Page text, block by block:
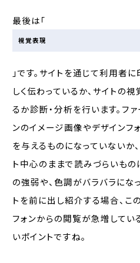
最後は「
視覚表現
」です。サイトを通じて利用者
しく伝わっているか、サイトの
るか診断・分析を行います。フ
ンのイメージ画像やデザインフ
を与えるものになっていないか
ト中心のままで読みづらいもの
の強弱や、色調がバラバラにな
トを前に出し紹介する場合、こ
フォンからの閲覧が急増してい
いポイントですね。